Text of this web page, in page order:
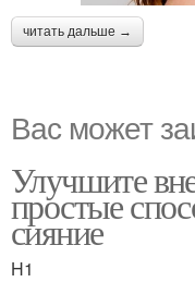
читать дальше →
Вас может
Улучшите
простые
сияние
H1